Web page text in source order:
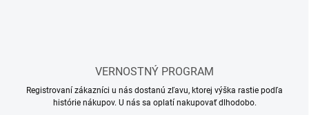
VERNOSTNÝ PROGRAM
Registrovaní zákazníci u nás dostanú zľavu, ktorej výška rastie podľa
histórie nákupov. U nás sa oplatí nakupovať dlhodobo.